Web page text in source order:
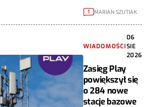
1 MARIAN SZUTIAK
WIADOMOŚCI
06
SIE
2026
Zasięg Play
powiększył się
o 284 nowe
stacje bazowe